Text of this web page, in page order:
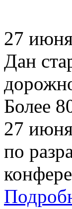
27
Дан
Более
27
по